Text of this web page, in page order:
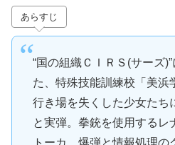
あらすじ
“国の組織ＣＩＲＳ(サーズ
た、特殊技能訓練校「美
行き場を失くした少女たち
と実弾。拳銃を使用するレ
トーカ、爆弾と情報処理の